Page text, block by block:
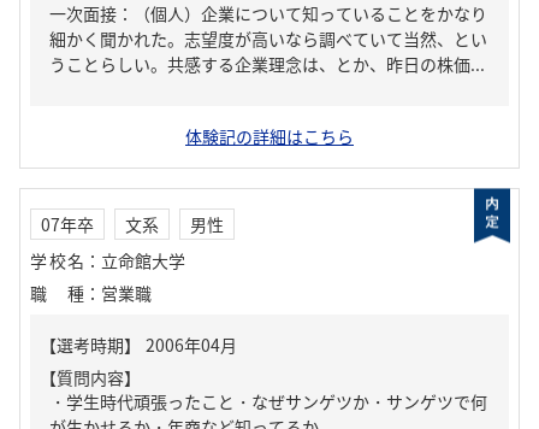
一次面接：（個人）企業について知っていることをかなり
細かく聞かれた。志望度が高いなら調べていて当然、とい
うことらしい。共感する企業理念は、とか、昨日の株価...
体験記の詳細はこちら
07年卒 文系
男性
学校名 ： 立命館大学
職種 ： 営業職
【質問内容】
・学生時代頑張ったこと・なぜサンゲツか・サンゲツで何